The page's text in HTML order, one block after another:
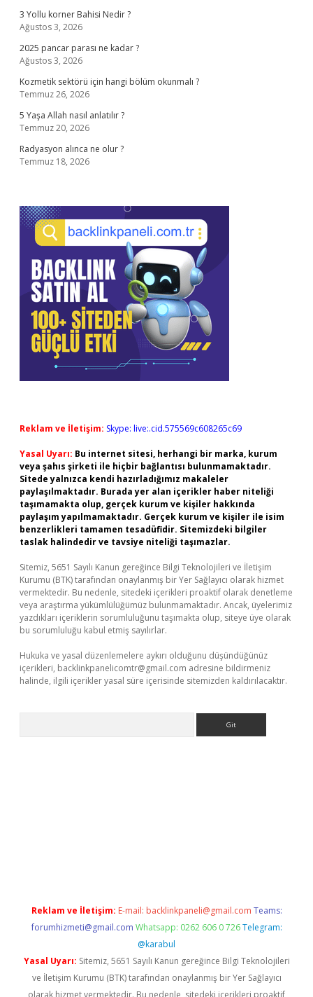
3 Yollu korner Bahisi Nedir ?
Ağustos 3, 2026
2025 pancar parası ne kadar ?
Ağustos 3, 2026
Kozmetik sektörü için hangi bölüm okunmalı ?
Temmuz 26, 2026
5 Yaşa Allah nasıl anlatılır ?
Temmuz 20, 2026
Radyasyon alınca ne olur ?
Temmuz 18, 2026
Reklam ve İletişim: Skype: live:.cid.575569c608265c69
Yasal Uyarı: Bu internet sitesi, herhangi bir marka, kurum
veya şahıs şirketi ile hiçbir bağlantısı bulunmamaktadır.
Sitede yalnızca kendi hazırladığımız makaleler
paylaşılmaktadır. Burada yer alan içerikler haber niteliği
taşımamakta olup, gerçek kurum ve kişiler hakkında
paylaşım yapılmamaktadır. Gerçek kurum ve kişiler ile isim
benzerlikleri tamamen tesadüfidir. Sitemizdeki bilgiler
taslak halindedir ve tavsiye niteliği taşımazlar.
Sitemiz, 5651 Sayılı Kanun gereğince Bilgi Teknolojileri ve İletişim
Kurumu (BTK) tarafından onaylanmış bir Yer Sağlayıcı olarak hizmet
vermektedir. Bu nedenle, sitedeki içerikleri proaktif olarak denetleme
veya araştırma yükümlülüğümüz bulunmamaktadır. Ancak, üyelerimiz
yazdıkları içeriklerin sorumluluğunu taşımakta olup, siteye üye olarak
bu sorumluluğu kabul etmiş sayılırlar.
Hukuka ve yasal düzenlemelere aykırı olduğunu düşündüğünüz
içerikleri, backlinkpanelicomtr@gmail.com adresine bildirmeniz
halinde, ilgili içerikler yasal süre içerisinde sitemizden kaldırılacaktır.
Reklam ve İletişim: E-mail: backlinkpaneli@gmail.com Teams:
forumhizmeti@gmail.com Whatsapp: 0262 606 0 726 Telegram:
@karabul
Yasal Uyarı: Sitemiz, 5651 Sayılı Kanun gereğince Bilgi Teknolojileri
ve İletişim Kurumu (BTK) tarafından onaylanmış bir Yer Sağlayıcı
olarak hizmet vermektedir. Bu nedenle, sitedeki içerikleri proaktif